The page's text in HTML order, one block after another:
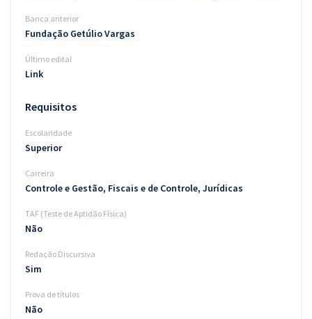
Atendimento
Banca anterior
Fundação Getúlio Vargas
Último edital
Link
Requisitos
Escolaridade
Superior
Carreira
Controle e Gestão, Fiscais e de Controle, Jurídicas
TAF (Teste de Aptidão Física)
Não
Redação Discursiva
Sim
Prova de títulos
Não